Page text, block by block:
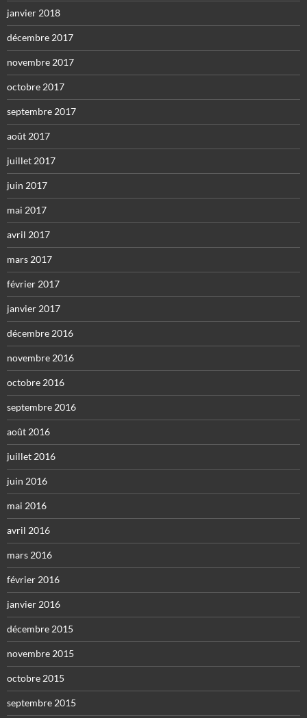
janvier 2018
décembre 2017
novembre 2017
octobre 2017
septembre 2017
août 2017
juillet 2017
juin 2017
mai 2017
avril 2017
mars 2017
février 2017
janvier 2017
décembre 2016
novembre 2016
octobre 2016
septembre 2016
août 2016
juillet 2016
juin 2016
mai 2016
avril 2016
mars 2016
février 2016
janvier 2016
décembre 2015
novembre 2015
octobre 2015
septembre 2015